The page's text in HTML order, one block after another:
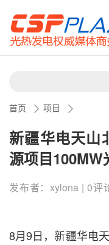
首页 项目
新疆华电天山
源项目
发布者：xylona | 0评
8月9日，新疆华电